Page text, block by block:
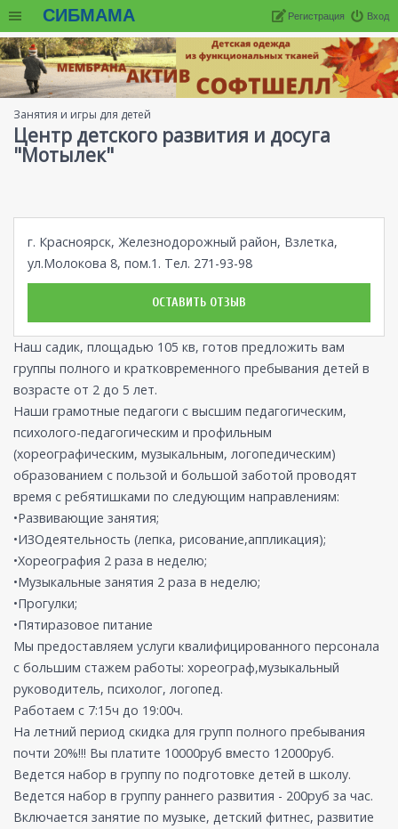
СИБМАМА Вход
Регистрация
Занятия и игры для детей
Центр детского развития и досуга
"Мотылек"
г. Красноярск, Железнодорожный район, Взлетка,
ул.Молокова 8, пом.1. Тел. 271-93-98
ОСТАВИТЬ ОТЗЫВ
Наш садик, площадью 105 кв, готов предложить вам
группы полного и кратковременного пребывания детей в
возрасте от 2 до 5 лет.
Наши грамотные педагоги с высшим педагогическим,
психолого-педагогическим и профильным
(хореографическим, музыкальным, логопедическим)
образованием с пользой и большой заботой проводят
время с ребятишками по следующим направлениям:
•Развивающие занятия;
•ИЗОдеятельность (лепка, рисование,аппликация);
•Хореография 2 раза в неделю;
•Музыкальные занятия 2 раза в неделю;
•Прогулки;
•Пятиразовое питание
Мы предоставляем услуги квалифицированного персонала
с большим стажем работы: хореограф,музыкальный
руководитель, психолог, логопед.
Работаем с 7:15ч до 19:00ч.
На летний период скидка для групп полного пребывания
почти 20%!!! Вы платите 10000руб вместо 12000руб.
Ведется набор в группу по подготовке детей в школу.
Ведется набор в группу раннего развития - 200руб за час.
Включается занятие по музыке, детский фитнес, развитие